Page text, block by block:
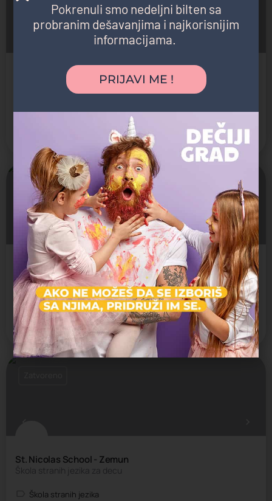
Akademija Oxford - Zemun
Škola stranih jezika za decu
Kreativni centar, Škola intelektualnih veština, Škola stranih jezika,
FANTASY studio stranih jezika i englesko zabavište
Let's play and learn
Škola stranih jezika
Zemun
St. Nicolas School - Zemun
Škola stranih jezika za decu
Škola stranih jezika
Pokrenuli smo nedeljni bilten sa
probranim dešavanjima i najkorisnijim
informacijama.
PRIJAVI ME !